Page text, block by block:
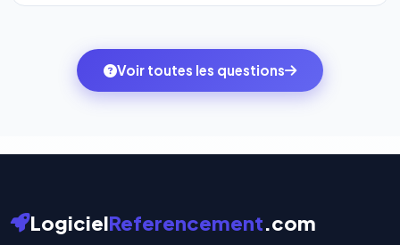
l'onglet« Migrer votre pack »pour basculer en
ambitions du moment — sans perdre vos données ni
votre historique.
monde. Vos données bancaires ne transitent jamais
par nos serveurs — elles sont gérées directement et
Voir toutes les questions
LogicielReferencement.com